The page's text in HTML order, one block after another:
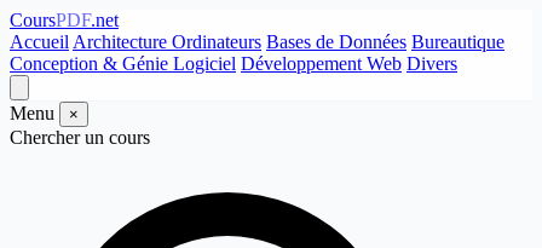
CoursPDF.net
Accueil Architecture Ordinateurs Bases de Données Bureautique
Conception & Génie Logiciel Développement Web Divers
Menu ×
Chercher un cours